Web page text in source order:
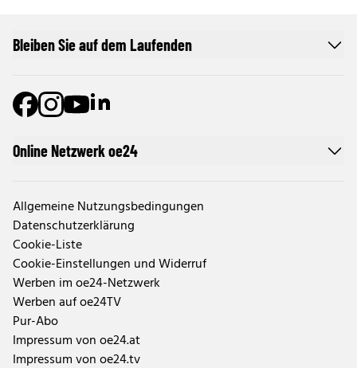
Online Netzwerk oe24
Allgemeine Nutzungsbedingungen
Datenschutzerklärung
Cookie-Liste
Cookie-Einstellungen und Widerruf
Werben im oe24-Netzwerk
Werben auf oe24TV
Pur-Abo
Impressum von oe24.at
Impressum von oe24.tv
Bleiben Sie auf dem Laufenden